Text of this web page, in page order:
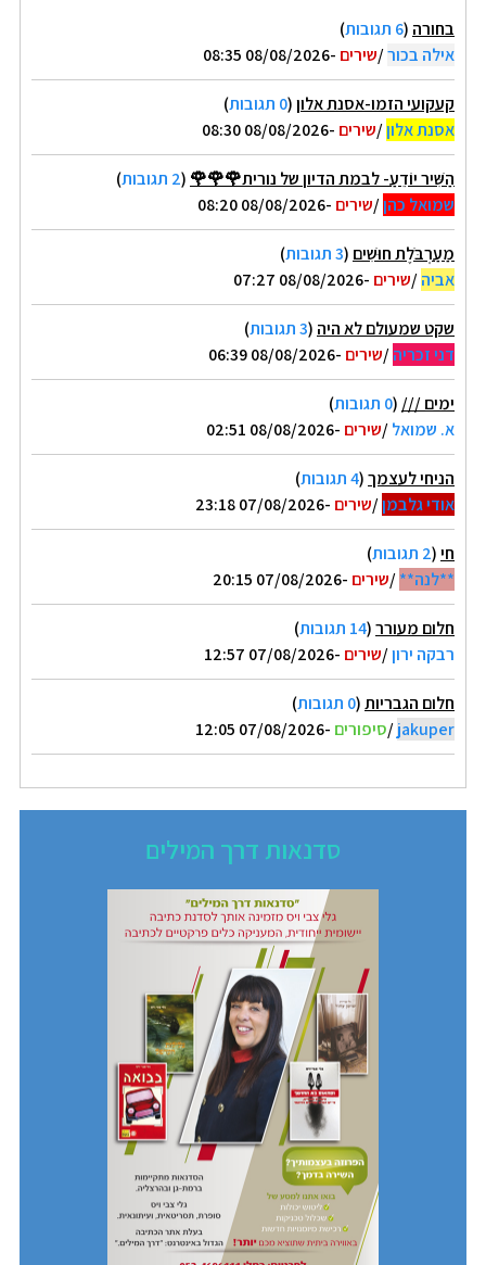
בחורה (6 תגובות
)
אילה בכור/שירים -08/08/2026 08:35
קעקועי הזמו-אסנת אלון(0 תגובות
)
אסנת אלון/שירים -08/08/2026 08:30
הַשִּׁיר יוֹדֵעַ- לבמת הדיון של נורית🌹🌹🌹 (2 תגובות
)
שמואל כהן/שירים -08/08/2026 08:20
מַעַרְבֹּלֶת חוּשִׁים (3 תגובות
)
אביה/שירים -08/08/2026 07:27
שקט שמעולם לא היה (3 תגובות
)
דני זכריה/שירים -08/08/2026 06:39
ימים /// (0 תגובות
)
א. שמואל/שירים -08/08/2026 02:51
הניחי לעצמך(4 תגובות
)
אודי גלבמן/שירים -07/08/2026 23:18
חי(2 תגובות
)
**לנה**/שירים -07/08/2026 20:15
חלום מעורר(14 תגובות
)
רבקה ירון/שירים -07/08/2026 12:57
חלום הגבריות(0 תגובות
)
jakuper
/סיפורים -07/08/2026 12:05
סדנאות דרך המילים